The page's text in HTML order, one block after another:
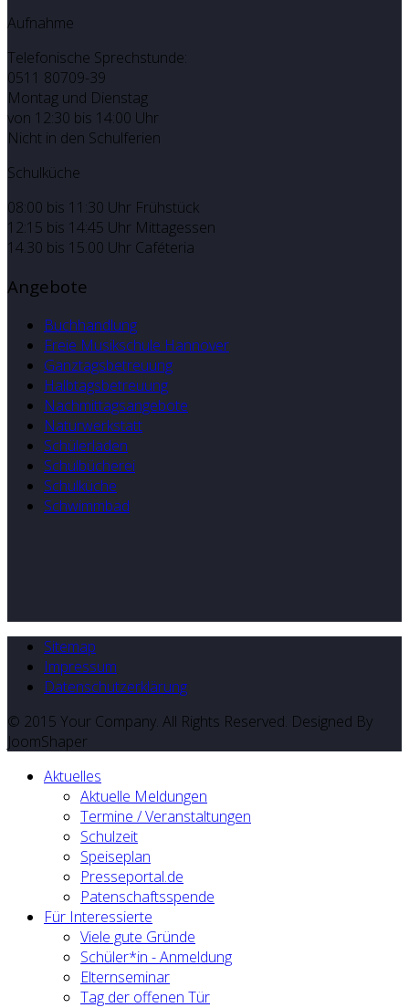
Aufnahme
Telefonische Sprechstunde:
0511 80709-39
Montag und Dienstag
von 12:30 bis 14:00 Uhr
Nicht in den Schulferien
Schulküche
08:00 bis 11:30 Uhr Frühstück
12:15 bis 14:45 Uhr Mittagessen
14.30 bis 15.00 Uhr Caféteria
Angebote
Buchhandlung
Freie Musikschule Hannover
Ganztagsbetreuung
Halbtagsbetreuung
Nachmittagsangebote
Naturwerkstatt
Schülerladen
Schulbücherei
Schulküche
Schwimmbad
Sitemap
Impressum
Datenschutzerklärung
© 2015 Your Company. All Rights Reserved. Designed By
JoomShaper
Aktuelles
Aktuelle Meldungen
Termine / Veranstaltungen
Schulzeit
Speiseplan
Presseportal.de
Patenschaftsspende
Für Interessierte
Viele gute Gründe
Schüler*in - Anmeldung
Elternseminar
Tag der offenen Tür